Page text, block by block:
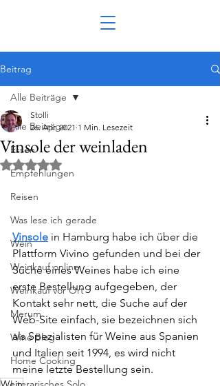
Beitrag
Alle Beiträge
Essen
Empfehlungen
Reisen
Was lese ich gerade
Wein
Weinkauf online
Weinkauf vor Ort
Merum
Wine Blog
Home Cooking
Alle Beiträge
Vinsole der weinladen
Stolli
26. Apr. 2021 1 Min. Lesezeit
Mit NaN von 5 Sternen bewertet.
Vinsole in Hamburg habe ich über die
Plattform Vivino gefunden und bei der
Suche eines Weines habe ich eine
erste Bestellung aufgegeben, der
Kontakt sehr nett, die Suche auf der
Web-Site einfach, sie bezeichnen sich
als Spezialisten für Weine aus Spanien
und Italien seit 1994, es wird nicht
meine letzte Bestellung sein.